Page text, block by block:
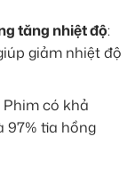
tăng nhiệt độ:
giảm nhiệt độ
Phim có khả
97% tia hồng